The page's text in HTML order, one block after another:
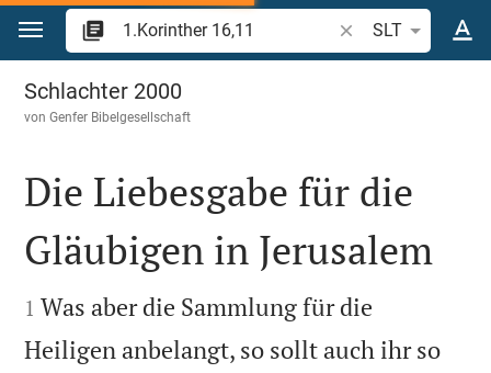
Zum Inhalt springen
Bibelstelle oder
SLT
1.Korinther 16
Schlachter 2000
vonGenfer Bibelgesellschaft

Die Liebesgabe für die
Gläubigen in Jerusalem

1 Was aber die Sammlung für die
Heiligen anbelangt, so sollt auch ihr so